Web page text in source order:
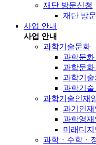
재단 방문신청
재단 방
사업 안내
사업 안내
과학기술문화
과학문화
과학문화
과학기
과학기술
과학기술인재
과기인재
과학영재
미래디
과학ㆍ수학ㆍ